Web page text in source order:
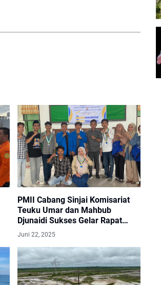
PMII Cabang Sinjai ‎Komisariat
Teuku Umar dan Mahbub
Djunaidi Sukses Gelar Rapat
Tahunan Komisariat (RTK)
Bersama
Juni 22, 2025